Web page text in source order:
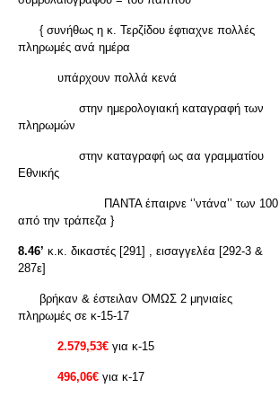
{ συνήθως η κ. Τερζίδου έφτιαχνε πολλές
πληρωμές ανά ημέρα
υπάρχουν πολλά κενά
στην ημερολογιακή καταγραφή των
πληρωμών
στην καταγραφή ως αα γραμματίου
Εθνικής
ΠΑΝΤΑ έπαιρνε ‘’ντάνα’’ των 100
από την τράπεζα }
8.46’ κ.κ. δικαστές [291] , εισαγγελέα [292-3 &
287ε]
βρήκαν & έστειλαν ΟΜΩΣ 2 μηνιαίες
πληρωμές σε κ-15-17
2.579,53€ για κ-15
496,06€ για κ-17